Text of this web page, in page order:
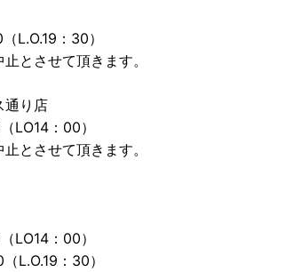
L.O.19：30）
とさせて頂きます。
通り店
LO14：00）
とさせて頂きます。
LO14：00）
L.O.19：30）